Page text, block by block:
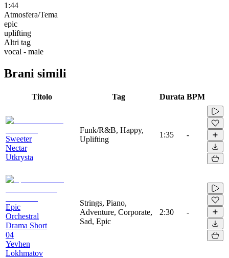
1:44
Atmosfera/Tema
epic
uplifting
Altri tag
vocal - male
Brani simili
Titolo Tag Durata BPM
Sweeter
Nectar
Utkrysta
Funk/R&B, Happy,
Uplifting
1:35 -
Epic
Orchestral
Drama Short
04
Yevhen
Lokhmatov
Strings, Piano,
Adventure, Corporate,
Sad, Epic
2:30 -